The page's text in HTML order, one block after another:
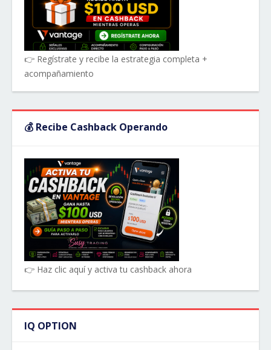
👉 Regístrate y recibe la estrategia completa +
acompañamiento
💰 Recibe Cashback Operando
👉 Haz clic aquí y activa tu cashback ahora
IQ OPTION